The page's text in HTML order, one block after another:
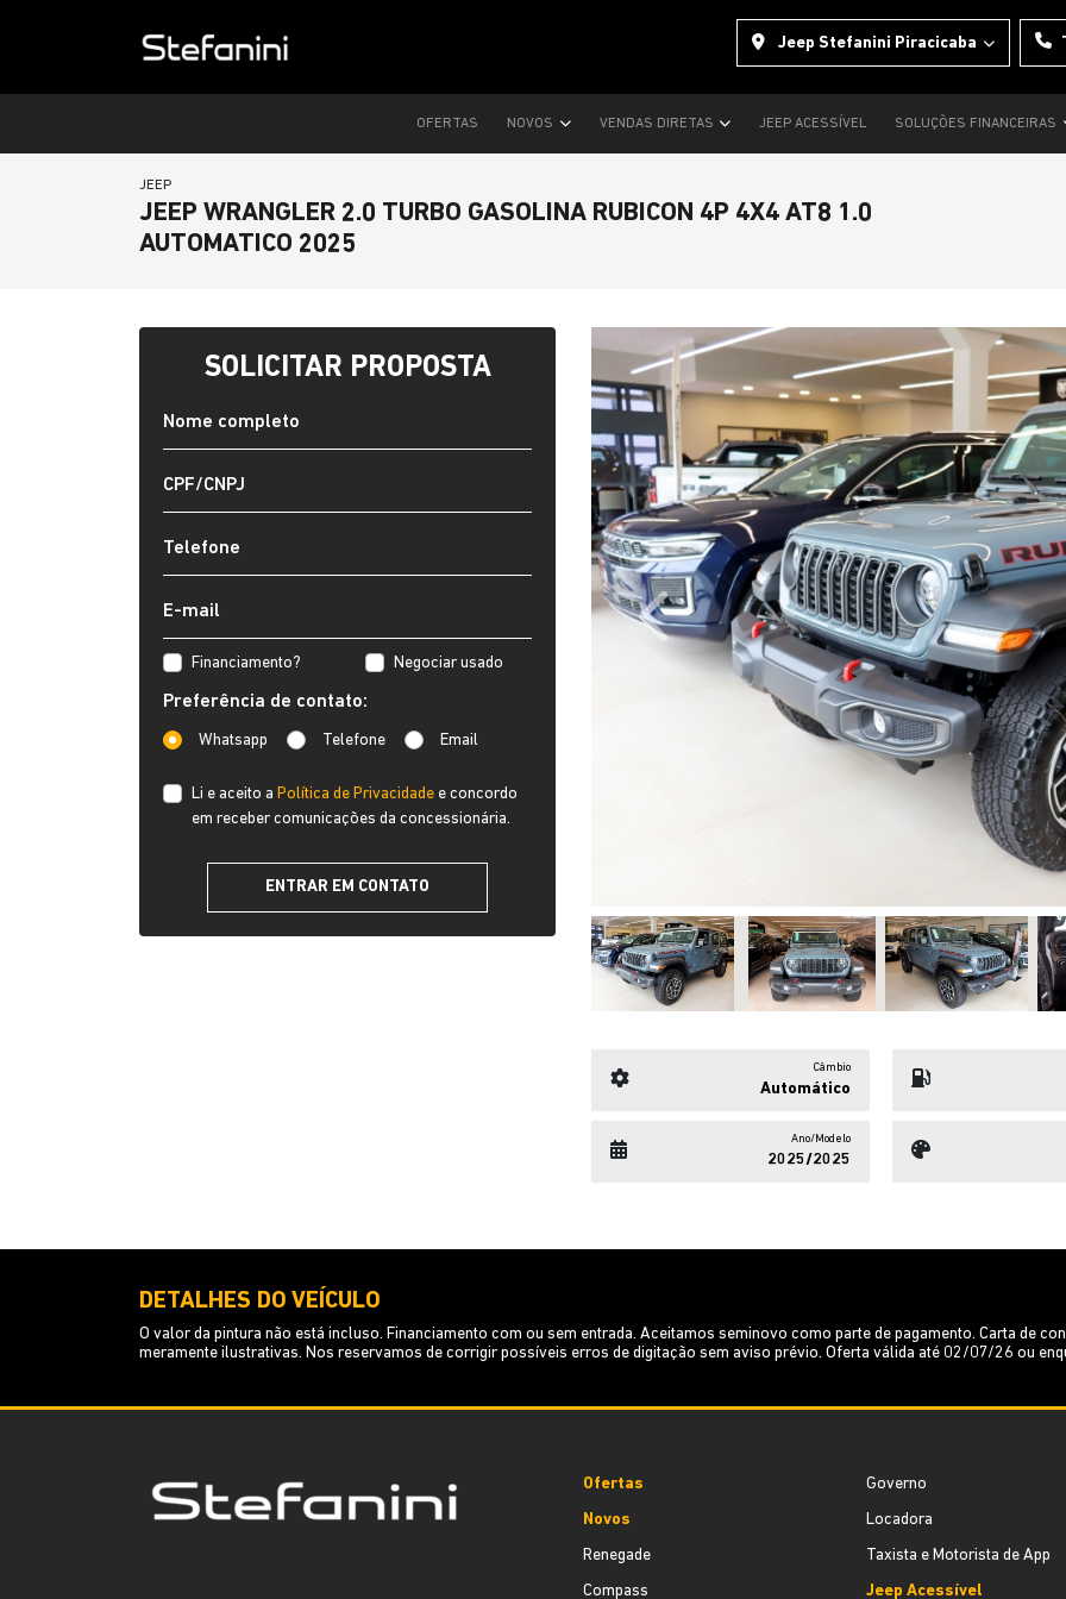
Jeep Stefanini Piracicaba
OFERTAS NOVOS VENDAS DIRETAS JEEP ACESSÍVEL SOLUÇÕES FINANCEIRAS
JEEP
JEEP WRANGLER 2.0 TURBO GASOLINA RUBICON 4P 4X4 AT8 1.0
AUTOMATICO 2025
Previous
Câmbio
Automático
Ano/Modelo
2025/2025
SOLICITAR PROPOSTA
Financiamento? Negociar usado
Preferência de contato:
Whatsapp Telefone Email
Li e aceito a Política de Privacidade e concordo
em receber comunicações da concessionária.
ENTRAR EM CONTATO
DETALHES DO VEÍCULO
O valor da pintura não está incluso. Financiamento com ou sem entrada. Aceitamos seminovo como parte de pagamento. Carta de
meramente ilustrativas. Nos reservamos de corrigir possíveis erros de digitação sem aviso prévio. Oferta válida até 02/07/26 ou
Ofertas
Novos
Renegade
Compass
Governo
Locadora
Taxista e Motorista de App
Jeep Acessível